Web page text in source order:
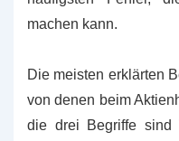
machen kann.
Die meisten erklärten
von denen beim
die drei Begriffe sind